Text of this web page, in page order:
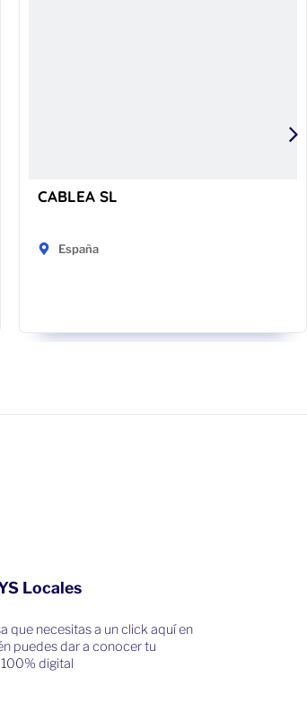
CABLEA SL
España
Locales
que necesitas a un click aquí en
puedes dar a conocer tu
digital